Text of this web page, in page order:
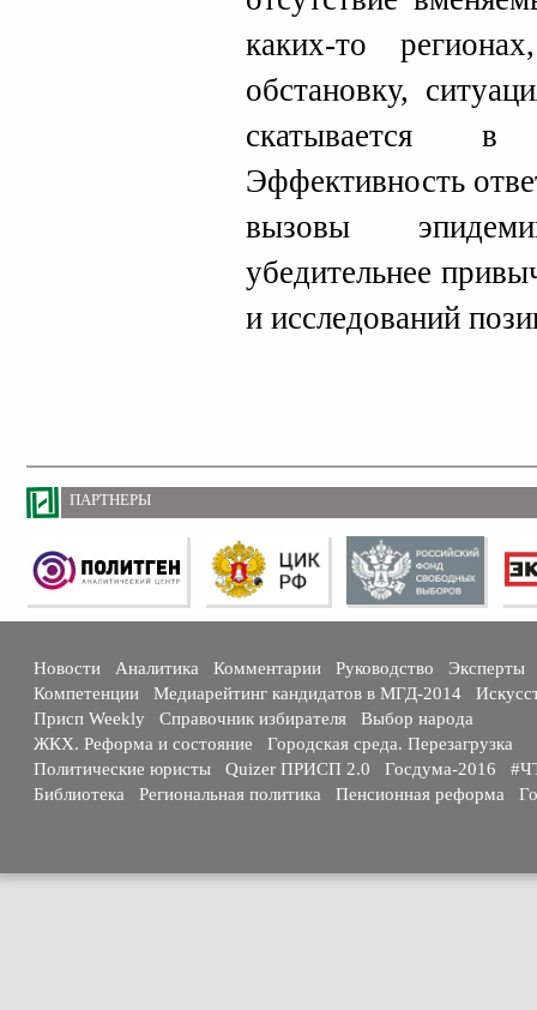
каких-то
обстановку,
скатывается в
Эффективность
вызовы
убедительнее
и исследований
ПАРТНЕРЫ
Новости Аналитика Комментарии Руководство
Эксперты
Компетенции
Медиарейтинг кандидатов в МГД-2014
Присп Weekly
Справочник избирателя
Выбор народа
ЖКХ. Реформа и состояние
Городская среда. Перезагрузка
Политические юристы
Quizer ПРИСП 2.0 Госдума-2016
Библиотека
Региональная политика Пенсионная реформа